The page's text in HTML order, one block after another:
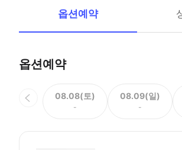
옵션예약
옵션예약
08.08(토)
-
08.09(일)
-